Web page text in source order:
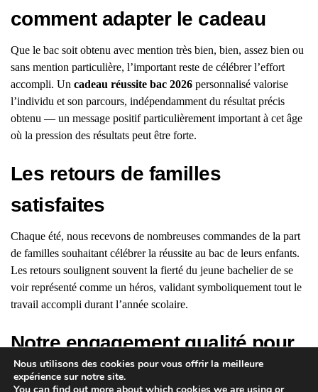
comment adapter le cadeau
Que le bac soit obtenu avec mention très bien, bien, assez bien ou
sans mention particulière, l’important reste de célébrer l’effort
accompli. Un cadeau réussite bac 2026 personnalisé valorise
l’individu et son parcours, indépendamment du résultat précis
obtenu — un message positif particulièrement important à cet âge
où la pression des résultats peut être forte.
Les retours de familles
satisfaites
Chaque été, nous recevons de nombreuses commandes de la part
de familles souhaitant célébrer la réussite au bac de leurs enfants.
Les retours soulignent souvent la fierté du jeune bachelier de se
voir représenté comme un héros, validant symboliquement tout le
travail accompli durant l’année scolaire.
Notre engagement qualité pour
célébrer cette réussite
Nous utilisons des cookies pour vous offrir la meilleure
expérience sur notre site.